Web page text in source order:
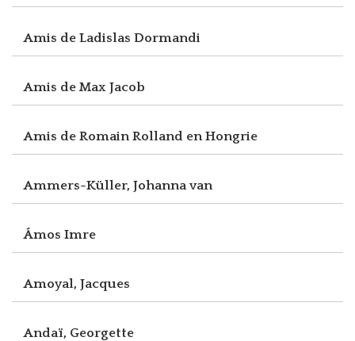
Amis de Ladislas Dormandi
Amis de Max Jacob
Amis de Romain Rolland en Hongrie
Ammers-Küller, Johanna van
Ámos Imre
Amoyal, Jacques
Andaï, Georgette